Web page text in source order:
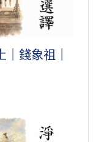
錢象祖｜